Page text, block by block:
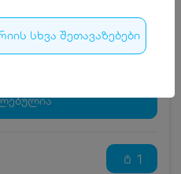
სხვა შეთავაზებები
20₾
280₾
0 ₾
0 ₾
1